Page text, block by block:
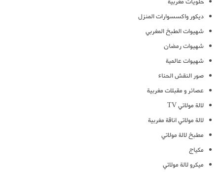
ديكور واكسسوارات المنزل
شهيوات الطبخ المغربي
شهيوات رمضان
شهيوات عالمية
صور النقش الحناء
عصائر و مقبلات مغربية
لالة مولاتي TV
لالة مولاتي اناقة مغربية
مطبخ لالة مولاتي
مكياج
ميكرو لالة مولاتي